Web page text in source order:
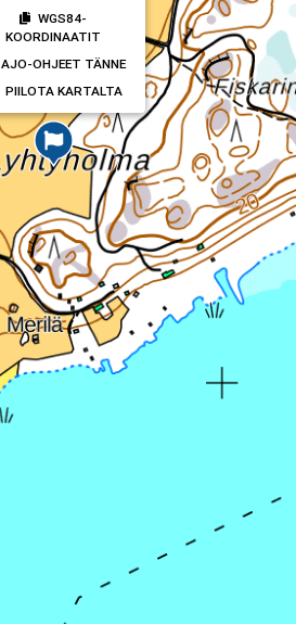
WGS84-
KOORDINAATIT
AJO-OHJEET TÄNNE
PIILOTA KARTALTA